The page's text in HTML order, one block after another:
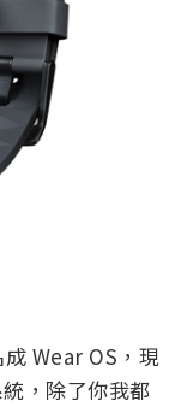
Wear OS，現
，除了你我都